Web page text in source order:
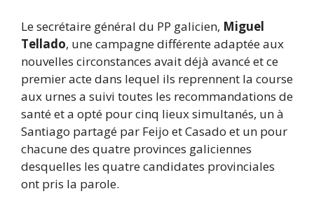
Le secrétaire général du PP galicien, Miguel
Tellado, une campagne différente adaptée aux
nouvelles circonstances avait déjà avancé et ce
premier acte dans lequel ils reprennent la course
aux urnes a suivi toutes les recommandations de
santé et a opté pour cinq lieux simultanés, un à
Santiago partagé par Feijo et Casado et un pour
chacune des quatre provinces galiciennes
desquelles les quatre candidates provinciales
ont pris la parole.